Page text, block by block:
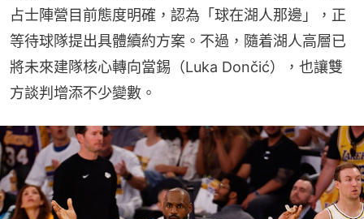
占士陣營目前態度明確，認為「球在湖人那邊」，正
等待球隊提出具體續約方案。不過，隨着湖人高層已
將未來建隊核心轉向當錫（Luka Dončić），也讓雙
方談判增添不少變數。